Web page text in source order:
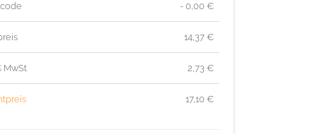
- 0,00 €
14,37 €
MwSt 2,73 €
17,10 €